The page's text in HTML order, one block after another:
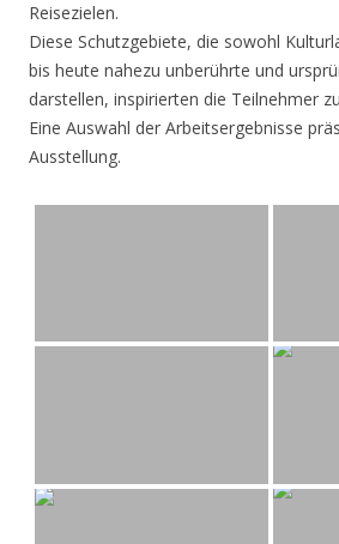
Reisezielen.
Diese Schutzgebiete, die sowohl
bis heute nahezu unberührte und
darstellen, inspirierten die Teilnehmer
Eine Auswahl der Arbeitsergebnisse
Ausstellung.